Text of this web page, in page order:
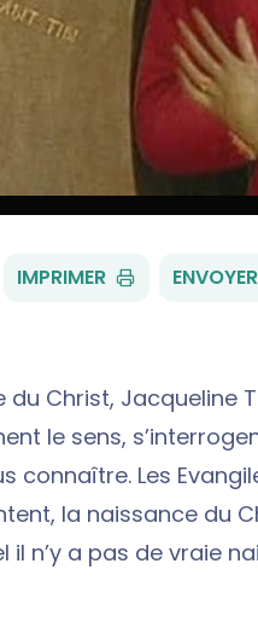
IMPRIMER ENVOYER
du Christ, Jacqueline
le sens,
connaître. Les
la naissance du
il n’y a pas de vraie